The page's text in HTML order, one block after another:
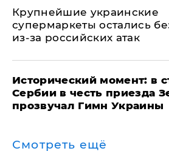
Крупнейшие украинские
супермаркеты остались
из-за российских атак
Исторический момент: в
Сербии в честь приезда
прозвучал Гимн Украины
Смотреть ещё